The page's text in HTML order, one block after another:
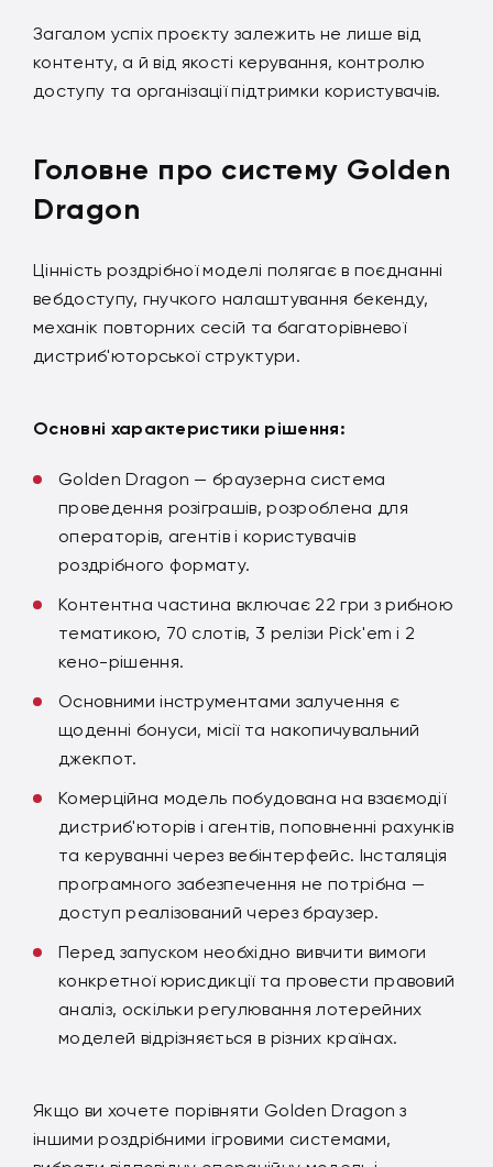
Загалом успіх проєкту залежить не лише від
контенту, а й від якості керування, контролю
доступу та організації підтримки користувачів.
Головне про систему Golden
Dragon
Цінність роздрібної моделі полягає в поєднанні
вебдоступу, гнучкого налаштування бекенду,
механік повторних сесій та багаторівневої
дистриб'юторської структури.
Основні характеристики рішення:
Golden Dragon — браузерна система
проведення розіграшів, розроблена для
операторів, агентів і користувачів
роздрібного формату.
Контентна частина включає 22 гри з рибною
тематикою, 70 слотів, 3 релізи Pick'em і 2
кено-рішення.
Основними інструментами залучення є
щоденні бонуси, місії та накопичувальний
джекпот.
Комерційна модель побудована на взаємодії
дистриб'юторів і агентів, поповненні рахунків
та керуванні через вебінтерфейс. Інсталяція
програмного забезпечення не потрібна —
доступ реалізований через браузер.
Перед запуском необхідно вивчити вимоги
конкретної юрисдикції та провести правовий
аналіз, оскільки регулювання лотерейних
моделей відрізняється в різних країнах.
Якщо ви хочете порівняти Golden Dragon з
іншими роздрібними ігровими системами,